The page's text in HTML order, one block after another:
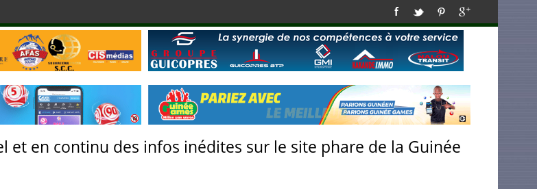
et en continu des infos inédites sur le site phare de la Guinée